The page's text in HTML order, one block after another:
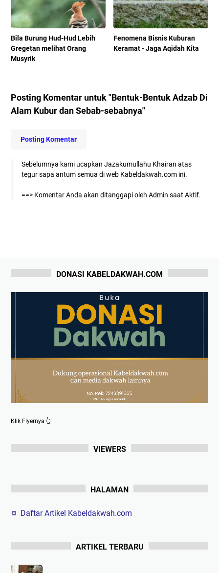
Bila Burung Hud-Hud Lebih
Gregetan melihat Orang
Musyrik
Fenomena Bisnis Kuburan
Keramat - Jaga Aqidah Kita
Posting Komentar untuk "Bentuk-Bentuk Adzab Di
Alam Kubur dan Sebab-sebabnya"
Posting Komentar
Sebelumnya kami ucapkan Jazakumullahu Khairan atas
tegur sapa antum semua di web Kabeldakwah.com ini.
==> Komentar Anda akan ditanggapi oleh Admin saat Aktif.
DONASI KABELDAKWAH.COM
Klik Flyernya 👆
VIEWERS
HALAMAN
Daftar Artikel Kabeldakwah.com
ARTIKEL TERBARU